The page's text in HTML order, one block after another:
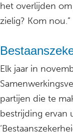
het overlijden
zielig? Kom nou.”
Elk jaar in
partijen die te
bestrijding ervan